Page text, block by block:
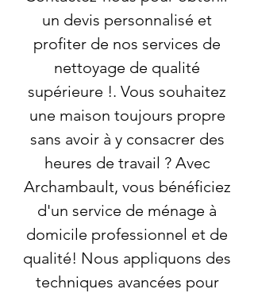
un devis personnalisé et
profiter de nos services de
nettoyage de qualité
supérieure !. Vous souhaitez
une maison toujours propre
sans avoir à y consacrer des
heures de travail ? Avec
Archambault, vous bénéficiez
d'un service de ménage à
domicile professionnel et de
qualité! Nous appliquons des
techniques avancées pour